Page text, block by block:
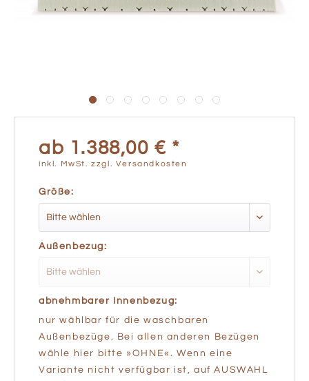
ab 1.388,00 € *
inkl. MwSt.zzgl. Versandkosten
Größe:
Außenbezug:
abnehmbarer Innenbezug:
nur wählbar für die waschbaren
Außenbezüge. Bei allen anderen Bezügen
wähle hier bitte »OHNE«. Wenn eine
Variante nicht verfügbar ist, auf AUSWAHL